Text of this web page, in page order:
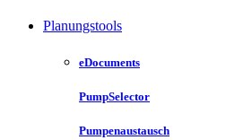
Planungstools
eDocuments
PumpSelector
Pumpenaustausch